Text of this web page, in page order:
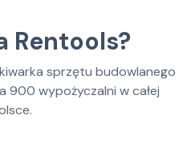
Rentools?
sprzętu budowlanego
900 wypożyczalni w całej